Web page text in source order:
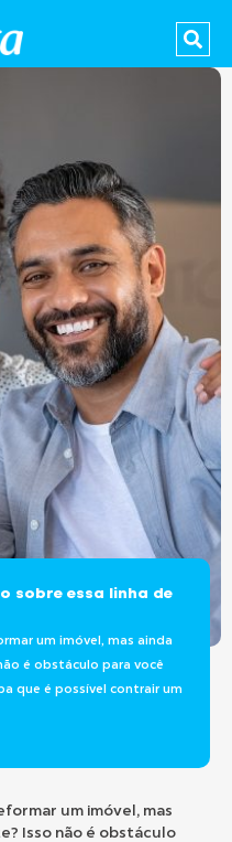
sobre essa linha de
um imóvel, mas ainda
é obstáculo para você
que é possível contrair um
um imóvel, mas
Isso não é obstáculo